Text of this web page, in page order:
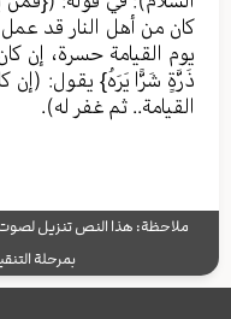
كان من أهل النار قد عمل
يوم القيامة حسرة، إن
ذَرَّةٍ شَرًّا يَرَهُ} يقول: (إن
القيامة.. ثم غفر له).
ملاحظة: هذا النص تنزيل
بمرحلة